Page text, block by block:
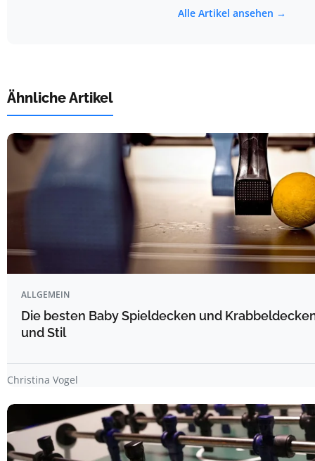
Alle Artikel ansehen →
Ähnliche Artikel
ALLGEMEIN
Die besten Baby Spieldecken und
und Stil
Christina Vogel